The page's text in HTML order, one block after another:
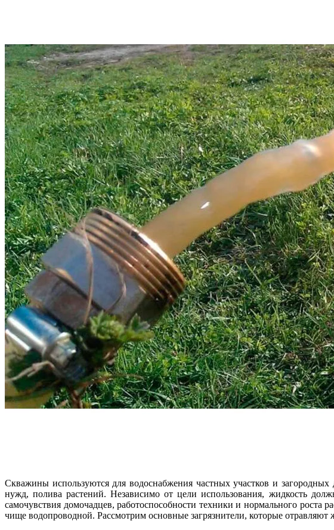
Скважины используются для водоснабжения частных участков и
нужд, полива растений. Независимо от цели использования, жидкость
самочувствия домочадцев, работоспособности техники и нормального
чище водопроводной. Рассмотрим основные загрязнители, которые